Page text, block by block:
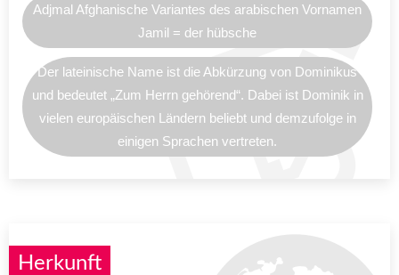
Adjmal Afghanische Variantes des arabischen Vornamen
Jamil = der hübsche
Der lateinische Name ist die Abkürzung von Dominikus
und bedeutet „Zum Herrn gehörend“. Dabei ist Dominik in
vielen europäischen Ländern beliebt und demzufolge in
einigen Sprachen vertreten.
Herkunft